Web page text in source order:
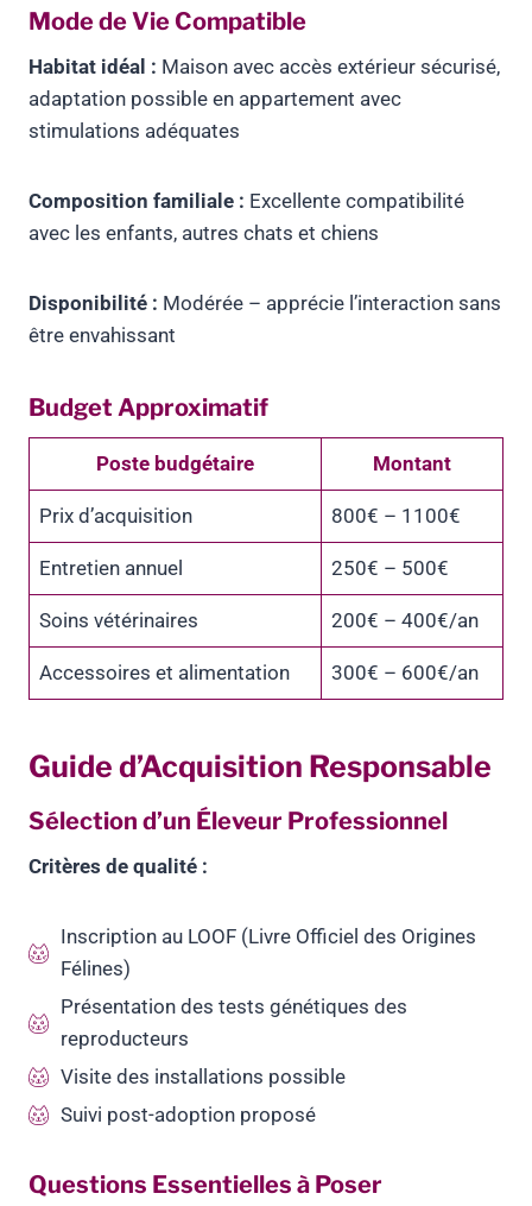
Mode de Vie Compatible
Habitat idéal : Maison avec accès extérieur sécurisé,
adaptation possible en appartement avec
stimulations adéquates
Composition familiale : Excellente compatibilité
avec les enfants, autres chats et chiens
Disponibilité : Modérée – apprécie l’interaction sans
être envahissant
Budget Approximatif
Poste budgétaire Montant
Prix d’acquisition 800€ – 1100€
Entretien annuel 250€ – 500€
Soins vétérinaires 200€ – 400€/an
Accessoires et alimentation 300€ – 600€/an
Guide d’Acquisition Responsable
Sélection d’un Éleveur Professionnel
Critères de qualité :
Inscription au LOOF (Livre Officiel des Origines
Félines)
Présentation des tests génétiques des
reproducteurs
Visite des installations possible
Suivi post-adoption proposé
Questions Essentielles à Poser